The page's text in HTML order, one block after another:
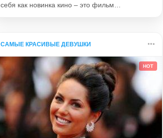
себя как новинка кино – это фильм…
САМЫЕ КРАСИВЫЕ ДЕВУШКИ
HOT